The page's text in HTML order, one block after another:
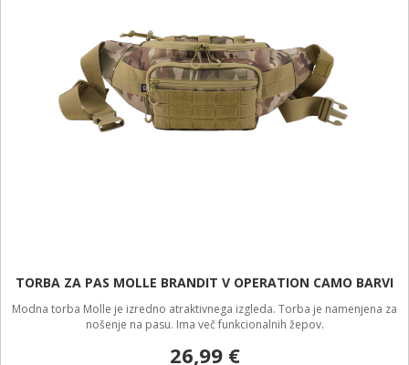
TORBA ZA PAS MOLLE BRANDIT V OPERATION CAMO BARVI
Modna torba Molle je izredno atraktivnega izgleda. Torba je namenjena za
nošenje na pasu. Ima več funkcionalnih žepov.
26,99 €